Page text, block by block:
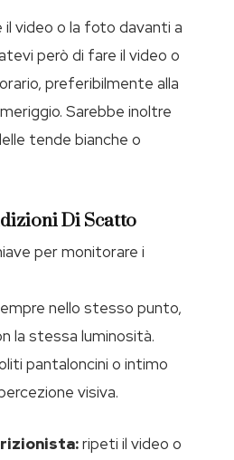
video o la foto davanti a
però di fare il video o
preferibilmente alla
Sarebbe inoltre
tende bianche o
Di Scatto
per monitorare i
nello stesso punto,
la stessa luminosità.
pantaloncini o intimo
visiva.
ripeti il video o